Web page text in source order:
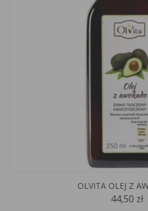
OLVITA OLEJ Z
44,50 zł